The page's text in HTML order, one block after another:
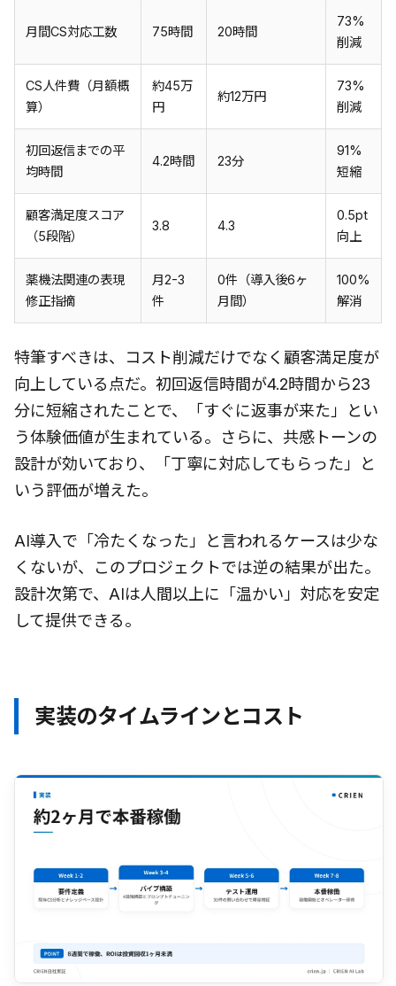
月間CS対応工数 75時間 20時間
73%
削減
CS人件費（月額概
算）
約45万
円
約12万円
73%
削減
初回返信までの平
均時間
4.2時間 23分
91%
短縮
顧客満足度スコア
（5段階）
3.8 4.3
0.5pt
向上
薬機法関連の表現
修正指摘
月2-3
件
0件（導入後6ヶ
月間）
100%
解消
特筆すべきは、コスト削減だけでなく顧客満足度が
向上している点だ。初回返信時間が4.2時間から23
分に短縮されたことで、「すぐに返事が来た」とい
う体験価値が生まれている。さらに、共感トーンの
設計が効いており、「丁寧に対応してもらった」と
いう評価が増えた。
AI導入で「冷たくなった」と言われるケースは少な
くないが、このプロジェクトでは逆の結果が出た。
設計次第で、AIは人間以上に「温かい」対応を安定
して提供できる。
実装のタイムラインとコスト